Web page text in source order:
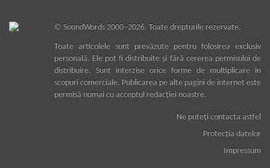
© SoundWords2000–2026. Toate drepturile rezervate.
Toate articolele sunt prevăzute pentru folosirea exclusiv
personală. Ele pot fi distribuite şi fără cererea permisului de
distribuire. Sunt interzise orice forme de multiplicare în
scopuri comerciale. Publicarea pe alte pagini de internet este
permisă numai cu acceptul redacţiei noastre.
Ne puteţi contacta astfel
Protecţia datelor
Impressum